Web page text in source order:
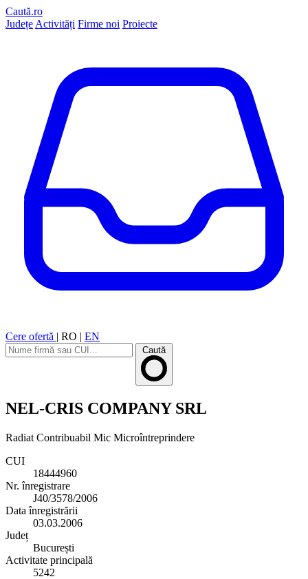
Caută.ro
Județe Activități Firme noi Proiecte
Cere ofertă | RO | EN
Caută
NEL-CRIS COMPANY SRL
Radiat Contribuabil Mic Microîntreprindere
CUI
18444960
Nr. înregistrare
J40/3578/2006
Data înregistrării
03.03.2006
Județ
București
Activitate principală
5242